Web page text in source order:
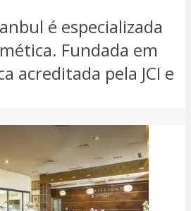
é especializada
Fundada em
acreditada pela JCI e